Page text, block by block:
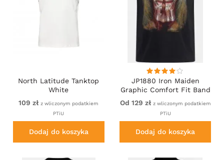
North Latitude Tanktop
White
109 zł z wliczonym podatkiem
PTiU
Dodaj do koszyka
JP1880 Iron Maiden
Graphic Comfort Fit Band
Tank Top Black
Od 129 zł z wliczonym podatkiem
PTiU
Dodaj do koszyka